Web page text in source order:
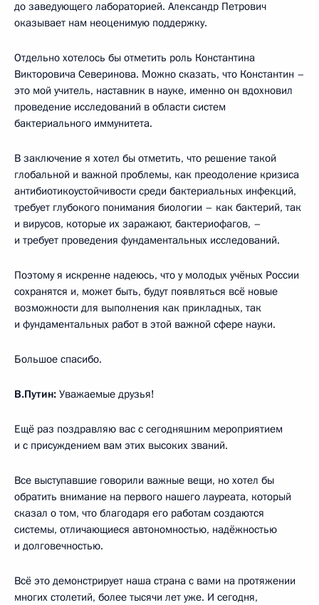
до заведующего лабораторией. Александр Петрович
оказывает нам неоценимую поддержку.
Отдельно хотелось бы отметить роль Константина
Викторовича Северинова. Можно сказать, что Константин –
это мой учитель, наставник в науке, именно он вдохновил
проведение исследований в области систем
бактериального иммунитета.
В заключение я хотел бы отметить, что решение такой
глобальной и важной проблемы, как преодоление кризиса
антибиотикоустойчивости среди бактериальных инфекций,
требует глубокого понимания биологии – как бактерий, так
и вирусов, которые их заражают, бактериофагов, –
и требует проведения фундаментальных исследований.
Поэтому я искренне надеюсь, что у молодых учёных России
сохранятся и, может быть, будут появляться всё новые
возможности для выполнения как прикладных, так
и фундаментальных работ в этой важной сфере науки.
Большое спасибо.
В.Путин: Уважаемые друзья!
Ещё раз поздравляю вас с сегодняшним мероприятием
и с присуждением вам этих высоких званий.
Все выступавшие говорили важные вещи, но хотел бы
обратить внимание на первого нашего лауреата, который
сказал о том, что благодаря его работам создаются
системы, отличающиеся автономностью, надёжностью
и долговечностью.
Всё это демонстрирует наша страна с вами на протяжении
многих столетий, более тысячи лет уже. И сегодня,